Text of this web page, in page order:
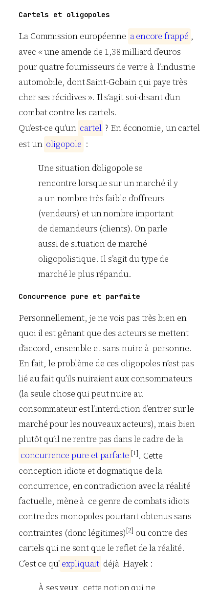
Cartels et oligopoles
La Commission européenne aencore frappé ,
avec « une amende de 1,38 milliard d’euros
pour quatre fournisseurs de verre à l’industrie
automobile, dont Saint-Gobain qui paye très
cher ses récidives ». Il s’agit soi-disant d’un
combat contre les cartels.
Qu’est-ce qu’un cartel ? En économie, un cartel
est un oligopole :
Une situation d’oligopole se
rencontre lorsque sur un marché il y
a un nombre très faible d’offreurs
(vendeurs) et un nombre important
de demandeurs (clients). On parle
aussi de situation de marché
oligopolistique. Il s’agit du type de
marché le plus répandu.
Concurrence pure et parfaite
Personnellement, je ne vois pas très bien en
quoi il est gênant que des acteurs se mettent
d’accord, ensemble et sans nuire à personne.
En fait, le problème de ces oligopoles n’est pas
lié au fait qu’ils nuiraient aux consommateurs
(la seule chose qui peut nuire au
consommateur est l’interdiction d’entrer sur le
marché pour les nouveaux acteurs), mais bien
plutôt qu’il ne rentre pas dans le cadre de la
concurrence pure etparfaite [1]. Cette
conception idiote et dogmatique de la
concurrence, en contradiction avec la réalité
factuelle, mène à ce genre de combats idiots
contre des monopoles pourtant obtenus sans
contraintes (donc légitimes)[2] ou contre des
cartels qui ne sont que le reflet de la réalité.
C’est ce qu’ expliquait déjà Hayek: